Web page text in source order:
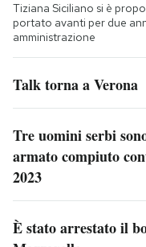
Tiziana Siciliano si è
portato avanti per due
amministrazione
Talk torna a Verona
Tre uomini serbi
armato compiuto
2023
È stato arrestato il